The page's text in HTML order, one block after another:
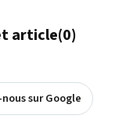
article(0)
sur Google